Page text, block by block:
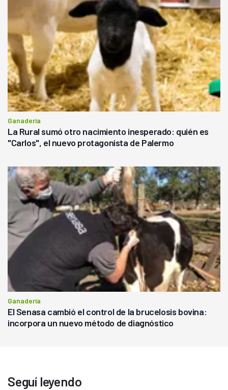
Ganadería
La Rural sumó otro nacimiento inesperado: quién es
"Carlos", el nuevo protagonista de Palermo
Ganadería
El Senasa cambió el control de la brucelosis bovina:
incorpora un nuevo método de diagnóstico
Seguí leyendo